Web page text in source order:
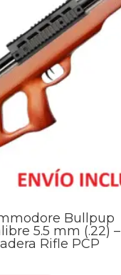
Bullpup
5.5 mm (.22) –
Rifle PCP